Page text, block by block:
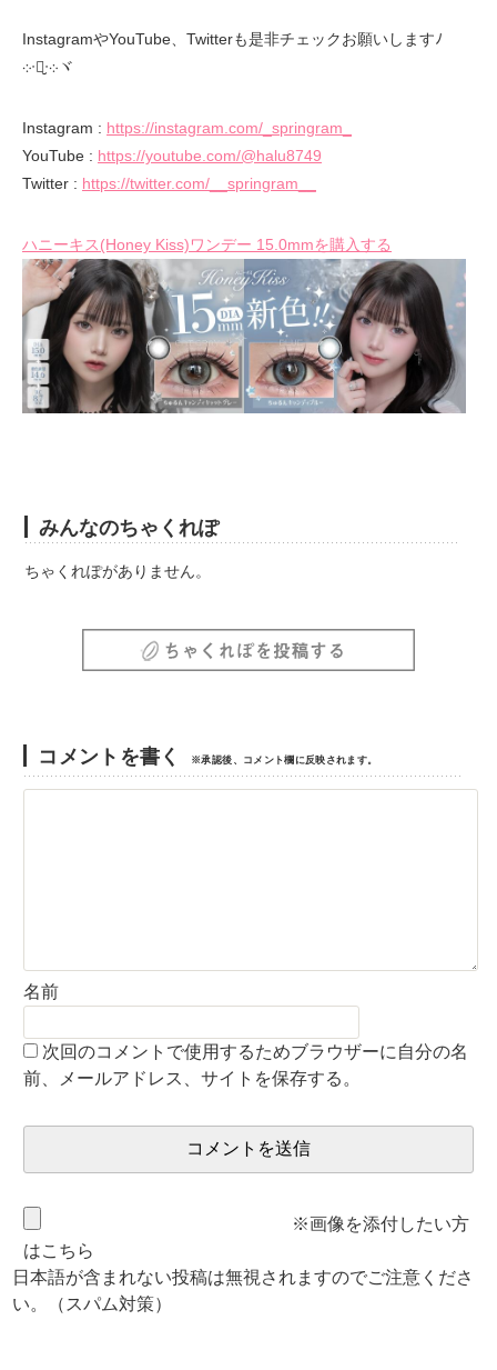
InstagramやYouTube、Twitterも是非チェックお願いしますﾉ
܀ᐧ༚̮ᐧ܀ヾ
Instagram : https://instagram.com/_springram_
YouTube : https://youtube.com/@halu8749
Twitter : https://twitter.com/__springram__
ハニーキス(Honey Kiss)ワンデー 15.0mmを購入する
みんなのちゃくれぽ
ちゃくれぽがありません。
コメントを書く ※承認後、コメント欄に反映されます。
名前
次回のコメントで使用するためブラウザーに自分の名
前、メールアドレス、サイトを保存する。
※画像を添付したい方
はこちら
日本語が含まれない投稿は無視されますのでご注意くださ
い。（スパム対策）